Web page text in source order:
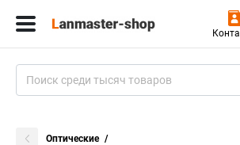
Оптические